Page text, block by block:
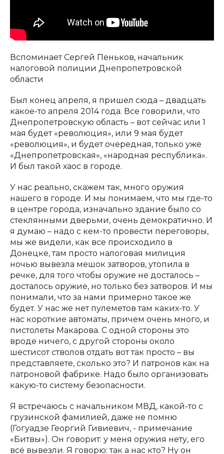
Вспоминает Сергей Пеньков, начальник
налоговой полиции Днепропетровской
области
Был конец апреля, я пришел сюда – двадцать
какое-то апреля 2014 года. Все говорили, что
Днепропетровскую область – вот сейчас или 1
мая будет «революция», или 9 мая будет
«революция», и будет очередная, только уже
«Днепропетровская», «народная республика».
И был такой хаос в городе.
У нас реально, скажем так, много оружия
нашего в городе. И мы понимаем, что мы где-то
в центре города, изначально здание было со
стеклянными дверьми, очень демократично. И
я думаю – надо с кем-то провести переговоры,
мы же видели, как все происходило в
Донецке, там просто налоговая милиция
ночью вывезла мешок затворов, утопила в
речке, для того чтобы оружие не досталось –
досталось оружие, но только без затворов. И мы
понимали, что за нами примерно такое же
будет. У нас же нет пулеметов там каких-то. У
нас короткие автоматы, причем очень много, и
пистолеты Макарова. С одной стороны это
вроде ничего, с другой стороны около
шестисот стволов отдать вот так просто – вы
представляете, сколько это? И патронов как на
патроновой фабрике. Надо было организовать
какую-то систему безопасности.
Я встречаюсь с начальником МВД, какой-то с
грузинской фамилией, даже не помню
(Гогуадзе Георгий Гивиевич, - примечание
«Битвы»). Он говорит: у меня оружия нету, его
всё вывезли. Я говорю: так а нас кто? Ну он